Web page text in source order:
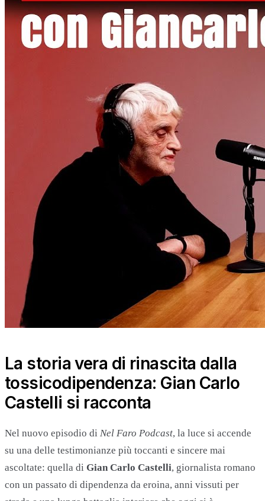
La storia vera di rinascita dalla
tossicodipendenza: Gian Carlo
Castelli si racconta
Nel nuovo episodio di Nel Faro Podcast, la luce si accende
su una delle testimonianze più toccanti e sincere mai
ascoltate: quella di Gian Carlo Castelli, giornalista romano
con un passato di dipendenza da eroina, anni vissuti per